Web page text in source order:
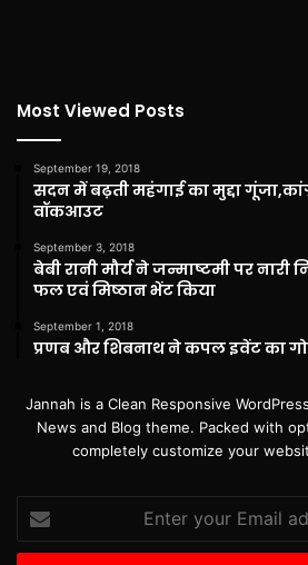
Most Viewed Posts
September 19, 2018
सदन में बढ़ती महंगाई का मुद्दा
वॉकआउट
September 3, 2018
बेबी रानी मौर्य ने जन्माष्टमी पर
फल एवं मिष्ठान भेंट किया
September 1, 2018
प्रणब और शिबनाथ ने कपल इवेंट का
Jannah is a Clean Responsive
News and Blog theme. Packed with
completely customize your
Enter
your
Email